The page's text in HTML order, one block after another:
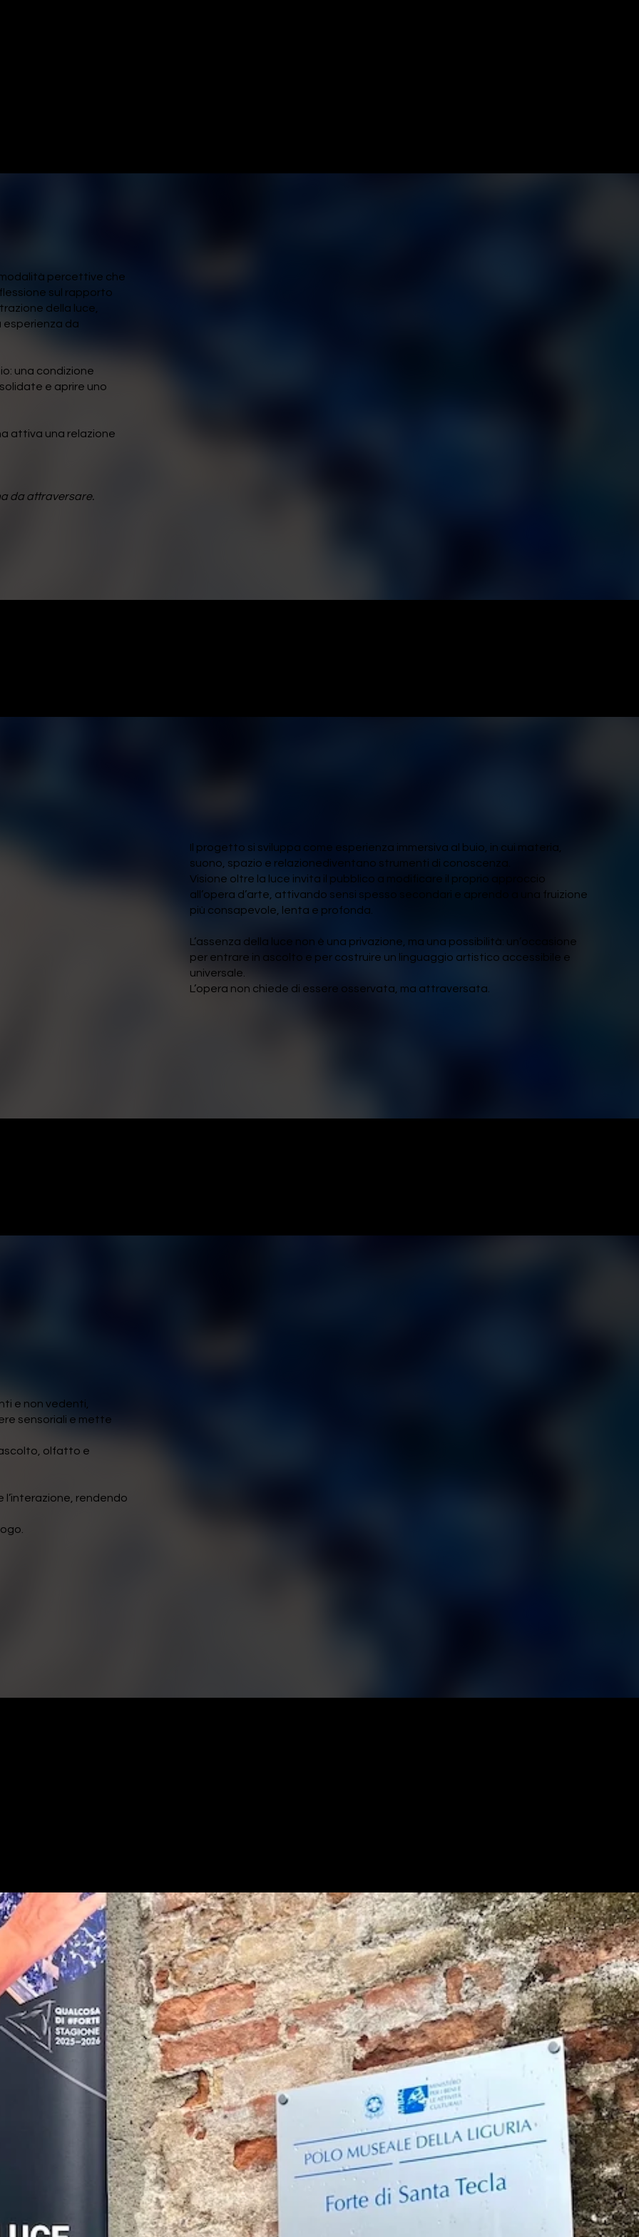
percettive che
sul rapporto
della luce,
esperienza da
una condizione
e aprire uno
attiva una relazione
da attraversare.
Il progetto si sviluppa come esperienza immersiva al buio, in cui materia,
suono, spazio e relazionediventano strumenti di conoscenza.
Visione oltre la luce invita il pubblico a modificare il proprio approccio
all’opera d’arte, attivando sensi spesso secondari e aprendo a una fruizione
più consapevole, lenta e profonda.
L’assenza della luce non è una privazione, ma una possibilità: un’occasione
per entrare in ascolto e per costruire un linguaggio artistico accessibile e
universale.
L’opera non chiede di essere osservata, ma attraversata.
e non vedenti,
sensoriali e mette
olfatto e
rendendo